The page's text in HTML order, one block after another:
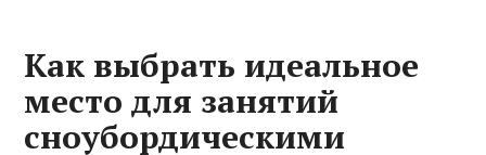
Как выбрать идеальное
место для занятий
сноубордическими